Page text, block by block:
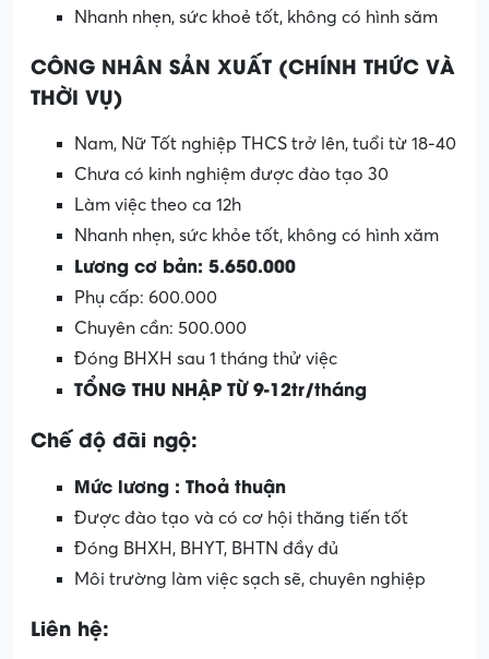
Nhanh nhẹn, sức khoẻ tốt, không có hình săm
CÔNG NHÂN SẢN XUẤT (CHÍNH THỨC VÀ
THỜI VỤ)
Nam, Nữ Tốt nghiệp THCS trở lên, tuổi từ 18-40
Chưa có kinh nghiệm được đào tạo 30
Làm việc theo ca 12h
Nhanh nhẹn, sức khỏe tốt, không có hình xăm
Lương cơ bản: 5.650.000
Phụ cấp: 600.000
Chuyên cần: 500.000
Đóng BHXH sau 1 tháng thử việc
TỔNG THU NHẬP TỪ 9-12tr/tháng
Chế độ đãi ngộ:
Mức lương : Thoả thuận
Được đào tạo và có cơ hội thăng tiến tốt
Đóng BHXH, BHYT, BHTN đầy đủ
Môi trường làm việc sạch sẽ, chuyên nghiệp
Liên hệ: